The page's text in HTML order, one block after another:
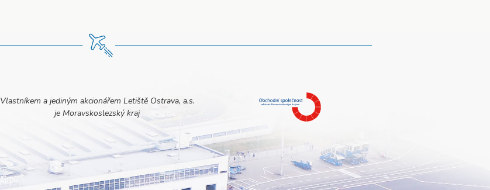
Vlastníkem a jediným akcionářem Letiště Ostrava, a.s.
je Moravskoslezský kraj